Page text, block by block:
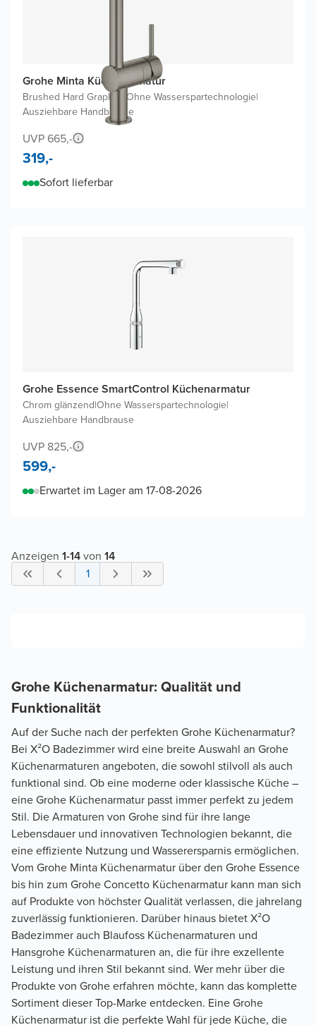
Grohe Minta Küchenarmatur
Brushed Hard Graphite Ohne Wasserspartechnologie|
Ausziehbare Handbrause
UVP 665,-
319,-
Sofort lieferbar
Grohe Essence SmartControl Küchenarmatur
Chrom glänzend|Ohne Wasserspartechnologie|
Ausziehbare Handbrause
UVP 825,-
599,-
Erwartet im Lager am 17-08-2026
Anzeigen 1-14von 14
1
Grohe Küchenarmatur: Qualität und
Funktionalität
Auf der Suche nach der perfekten Grohe Küchenarmatur?
Bei X²O Badezimmer wird eine breite Auswahl an Grohe
Küchenarmaturen angeboten, die sowohl stilvoll als auch
funktional sind. Ob eine moderne oder klassische Küche –
eine Grohe Küchenarmatur passt immer perfekt zu jedem
Stil. Die Armaturen von Grohe sind für ihre lange
Lebensdauer und innovativen Technologien bekannt, die
eine effiziente Nutzung und Wasserersparnis ermöglichen.
Vom Grohe Minta Küchenarmatur über den Grohe Essence
bis hin zum Grohe Concetto Küchenarmatur kann man sich
auf Produkte von höchster Qualität verlassen, die jahrelang
zuverlässig funktionieren. Darüber hinaus bietet X²O
Badezimmer auch Blaufoss Küchenarmaturen und
Hansgrohe Küchenarmaturen an, die für ihre exzellente
Leistung und ihren Stil bekannt sind. Wer mehr über die
Produkte von Grohe erfahren möchte, kann das komplette
Sortiment dieser Top-Marke entdecken. Eine Grohe
Küchenarmatur ist die perfekte Wahl für jede Küche, die